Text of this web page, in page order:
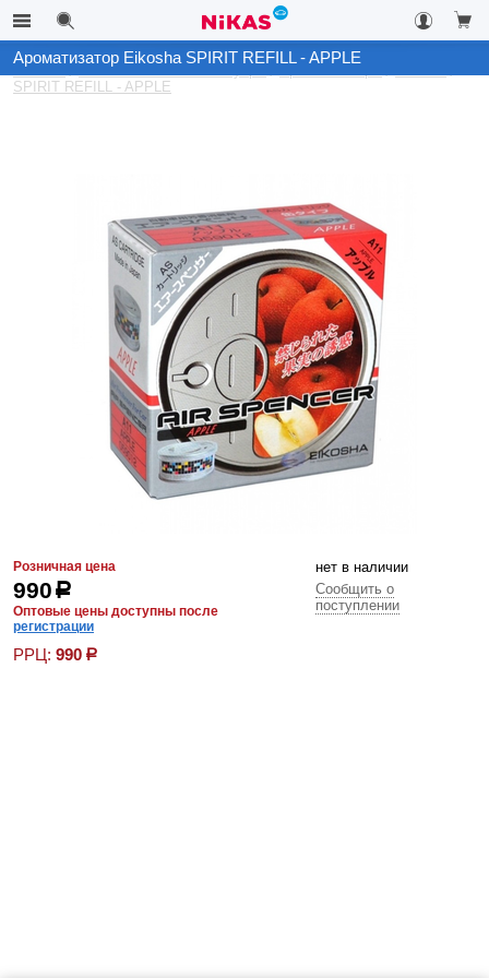
Каталог Автомобильные аксессуары
SPIRIT REFILL - APPLE
Ароматизатор Eikosha SPIRIT REFILL - APPLE
Розничная цена
990р
Оптовые цены доступны после
регистрации
РРЦ: 990 р
нет в наличии
Сообщить о
поступлении